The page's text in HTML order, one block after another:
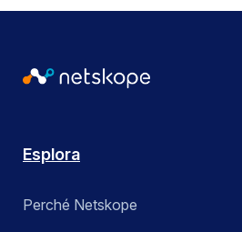
Esplora
Perché Netskope